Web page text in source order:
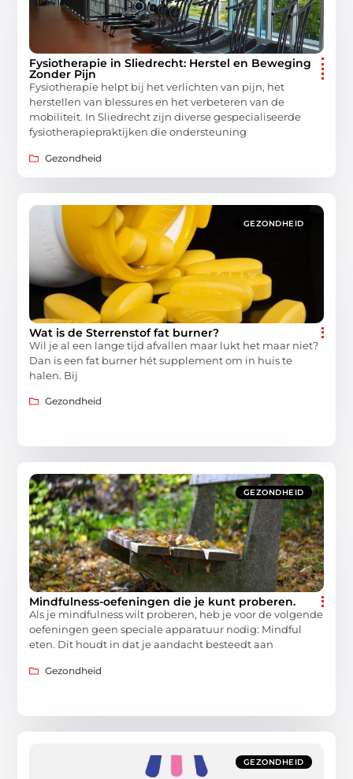
Fysiotherapie in Sliedrecht: Herstel en Beweging
Zonder Pijn
Fysiotherapie helpt bij het verlichten van pijn, het
herstellen van blessures en het verbeteren van de
mobiliteit. In Sliedrecht zijn diverse gespecialiseerde
fysiotherapiepraktijken die ondersteuning
Gezondheid
GEZONDHEID
Wat is de Sterrenstof fat burner?
Wil je al een lange tijd afvallen maar lukt het maar niet?
Dan is een fat burner hét supplement om in huis te
halen. Bij
Gezondheid
GEZONDHEID
Mindfulness-oefeningen die je kunt proberen.
Als je mindfulness wilt proberen, heb je voor de volgende
oefeningen geen speciale apparatuur nodig: Mindful
eten. Dit houdt in dat je aandacht besteedt aan
Gezondheid
GEZONDHEID